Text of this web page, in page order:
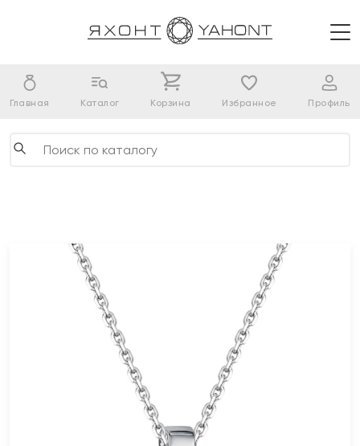
Главная Каталог Корзина Избранное Профиль